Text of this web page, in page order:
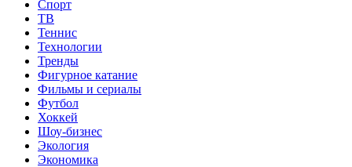
Спорт
ТВ
Теннис
Технологии
Тренды
Фигурное катание
Фильмы и сериалы
Футбол
Хоккей
Шоу-бизнес
Экология
Экономика